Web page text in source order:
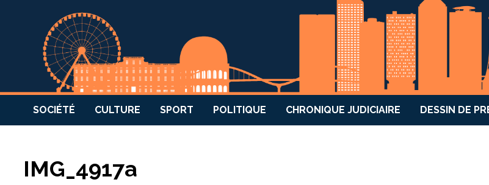
SOCIÉTÉ CULTURE SPORT POLITIQUE CHRONIQUE JUDICIAIRE DESSIN DE
IMG_4917a